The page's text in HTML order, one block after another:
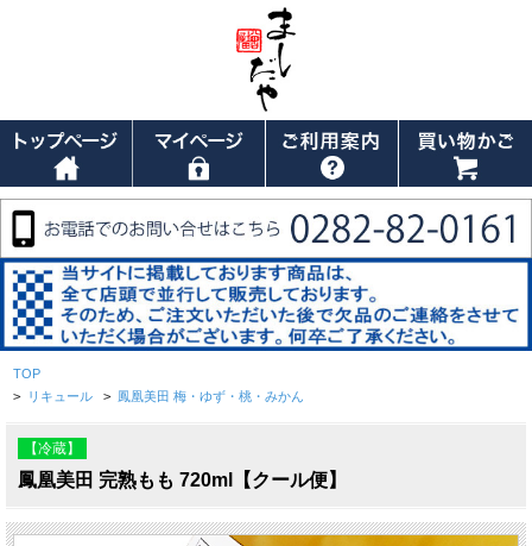
TOP
> リキュール > 鳳凰美田 梅・ゆず・桃・みかん
【冷蔵】
鳳凰美田 完熟もも 720ml【クール便】